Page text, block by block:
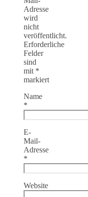
Adresse
wird
nicht
veröffentlicht.
Erforderliche
Felder
sind
mit *
markiert
Name
*
E-
Mail-
Adresse
*
Website